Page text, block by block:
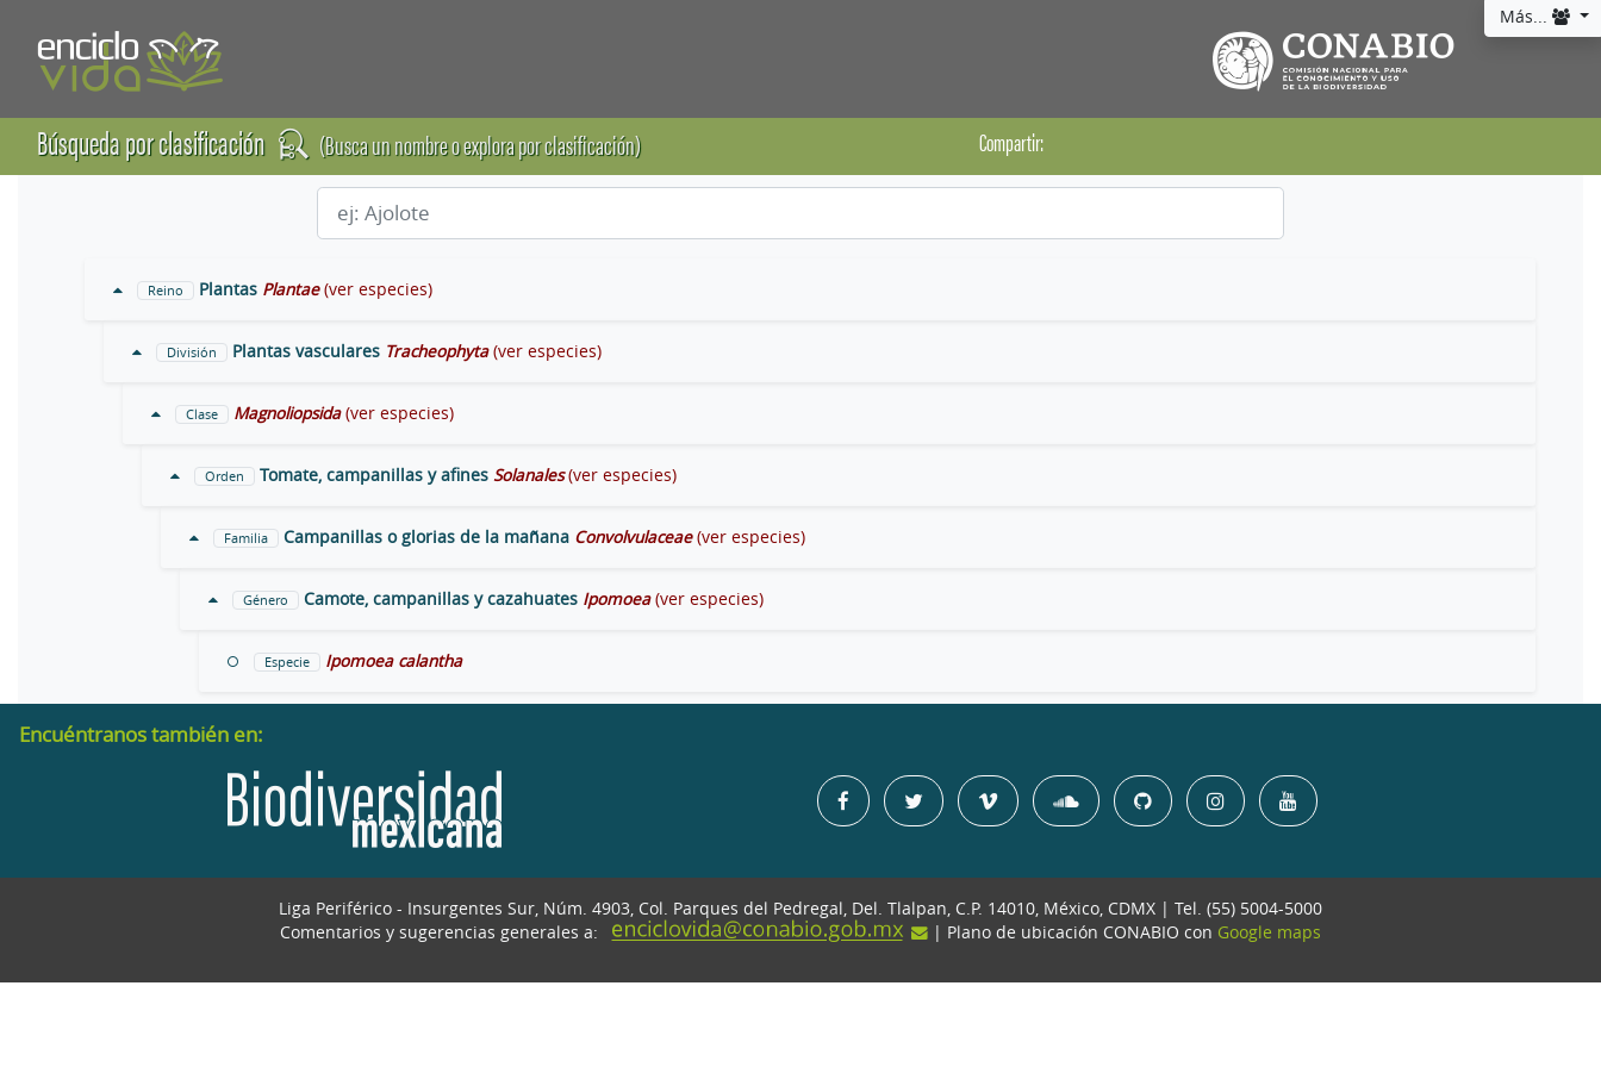
Más...
Búsqueda por clasificación (Busca un nombre o explora por clasificación) Compartir:
Reino Plantas Plantae (ver especies)
División Plantas vasculares Tracheophyta (ver especies)
Clase Magnoliopsida (ver especies)
Orden Tomate, campanillas y afines Solanales (ver especies)
Familia Campanillas o glorias de la mañana Convolvulaceae (ver especies)
Género Camote, campanillas y cazahuates Ipomoea (ver especies)
Especie Ipomoea calantha
Encuéntranos también en:
Liga Periférico - Insurgentes Sur, Núm. 4903, Col. Parques del Pedregal, Del. Tlalpan, C.P. 14010, México, CDMX | Tel. (55) 5004-5000
Comentarios y sugerencias generales a:
| Plano de ubicación CONABIO con Google maps